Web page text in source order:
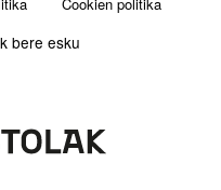
bere esku